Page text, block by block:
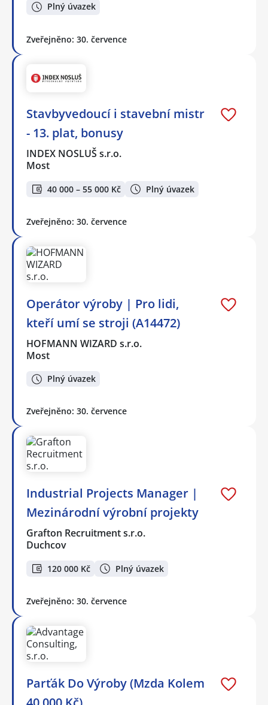
Plný úvazek
Zveřejněno: 30. července
Stavbyvedoucí i stavební mistr
- 13. plat, bonusy
INDEX NOSLUŠ s.r.o.
Most
40 000 – 55 000 Kč Plný úvazek
Zveřejněno: 30. července
Operátor výroby | Pro lidi,
kteří umí se stroji (A14472)
HOFMANN WIZARD s.r.o.
Most
Plný úvazek
Zveřejněno: 30. července
Industrial Projects Manager |
Mezinárodní výrobní projekty
Grafton Recruitment s.r.o.
Duchcov
120 000 Kč Plný úvazek
Zveřejněno: 30. července
Parťák Do Výroby (Mzda Kolem